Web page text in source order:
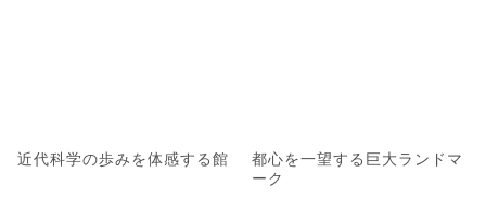
近代科学の歩みを体感する館
都心を一望する巨大ランドマ
ーク